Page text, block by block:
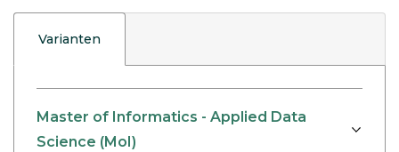
Varianten
Master of Informatics - Applied Data
Science (MoI)